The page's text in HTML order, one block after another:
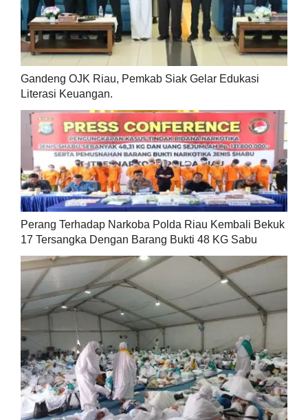
Gandeng OJK Riau, Pemkab Siak Gelar Edukasi
Literasi Keuangan.
Perang Terhadap Narkoba Polda Riau Kembali Bekuk
17 Tersangka Dengan Barang Bukti 48 KG Sabu